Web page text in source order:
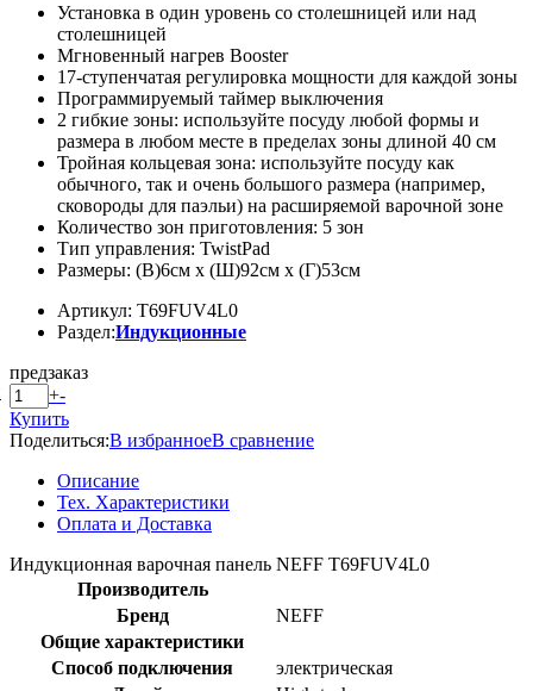
Установка в один уровень со столешницей или над
столешницей
Мгновенный нагрев Booster
17-ступенчатая регулировка мощности для каждой зоны
Программируемый таймер выключения
2 гибкие зоны: используйте посуду любой формы и
размера в любом месте в пределах зоны длиной 40 см
Тройная кольцевая зона: используйте посуду как
обычного, так и очень большого размера (например,
сковороды для паэльи) на расширяемой варочной зоне
Количество зон приготовления: 5 зон
Тип управления: TwistPad
Размеры: (В)6см x (Ш)92см x (Г)53см
Артикул: T69FUV4L0
Раздел:Индукционные
предзаказ
+-
Купить
Поделиться:В избранноеВ сравнение
Описание
Тех. Характеристики
Оплата и Доставка
Индукционная варочная панель NEFF T69FUV4L0
Производитель
Бренд
NEFF
Общие характеристики
Способ подключения
электрическая